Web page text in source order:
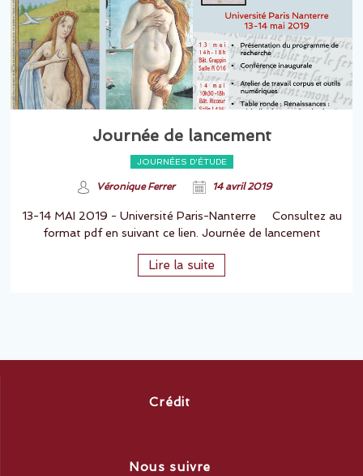
Journée de lancement
JOURNÉES D'ÉTUDE
Véronique Ferrer 14 avril 2019
13-14 MAI 2019 - Université Paris-Nanterre Consultez au
format pdf en suivant ce lien. Journée de lancement
Lire la suite
Crédit
Nous suivre